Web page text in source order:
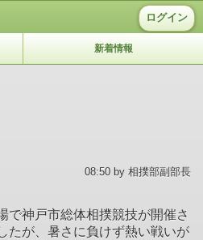
ログイン
新着情報
08:50 by 相撲部副部長
で神戸市総体相撲競技が開催さ
たが、暑さに負けず熱い戦いが